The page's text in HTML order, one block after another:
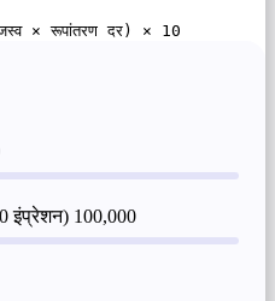
× रूपांतरण दर) × 10
इंप्रेशन) 100,000